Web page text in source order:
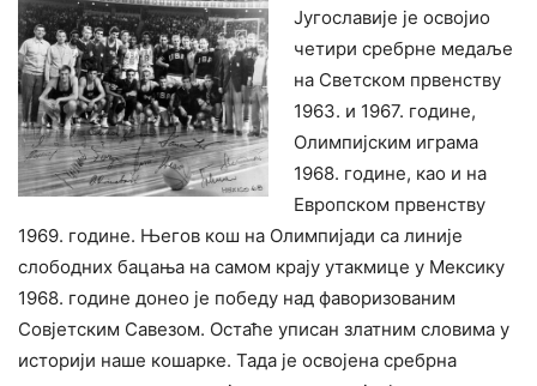
Југославије је освојио
четири сребрне медаље
на Светском првенству
1963. и 1967. године,
Олимпијским играма
1968. године, као и на
Европском првенству
1969. године. Његов кош на Олимпијади са линије
слободних бацања на самом крају утакмице у Мексику
1968. године донео је победу над фаворизованим
Совјетским Савезом. Остаће уписан златним словима у
историји наше кошарке. Тада је освојена сребрна